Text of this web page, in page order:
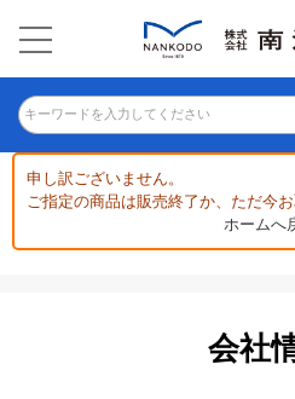
キーワードを入力してください
申し訳ございません。
ご指定の商品は販売終了か、ただ今
ホームへ
会社